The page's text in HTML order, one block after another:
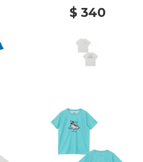
$ 340